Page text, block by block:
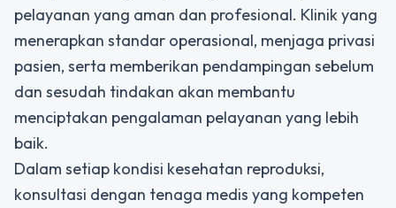
pelayanan yang aman dan profesional. Klinik yang
menerapkan standar operasional, menjaga privasi
pasien, serta memberikan pendampingan sebelum
dan sesudah tindakan akan membantu
menciptakan pengalaman pelayanan yang lebih
baik.
Dalam setiap kondisi kesehatan reproduksi,
konsultasi dengan tenaga medis yang kompeten